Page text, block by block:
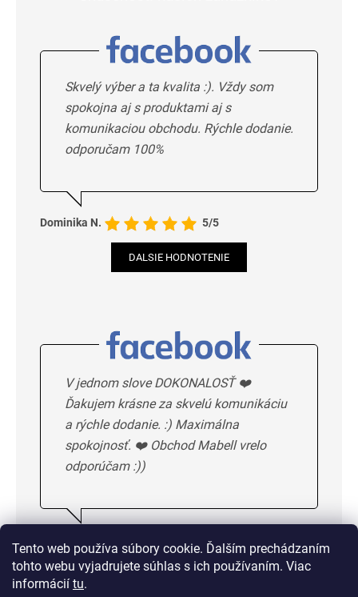
Tento web používa súbory cookie. Ďalším prechádzaním
tohto webu vyjadrujete súhlas s ich používaním. Viac
informácií tu.
Skvelý výber a ta kvalita :). Vždy som
spokojna aj s produktami aj s
komunikaciou obchodu. Rýchle dodanie.
odporučam 100%
Dominika N. 5/5
DALSIE HODNOTENIE
V jednom slove DOKONALOSŤ ❤️
Ďakujem krásne za skvelú komunikáciu
a rýchle dodanie. :) Maximálna
spokojnosť. ❤️ Obchod Mabell vrelo
odporúčam :))
DALSIE HODNOTENIE